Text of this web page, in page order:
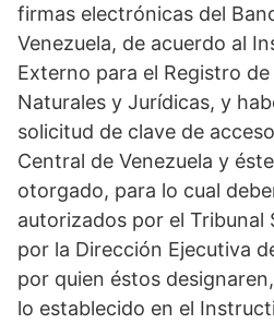
firmas electrónicas del
Venezuela, de acuerdo al
Externo para el Registro
Naturales y Jurídicas, y
solicitud de clave de
Central de Venezuela y
otorgado, para lo cual
autorizados por el Tribunal
por la Dirección Ejecutiva
por quien éstos
lo establecido en el